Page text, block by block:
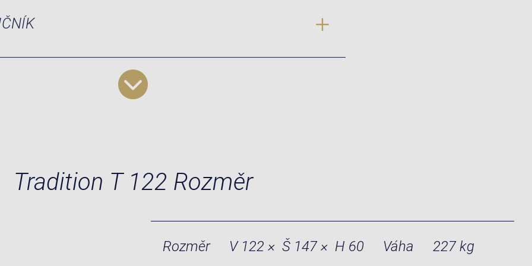
Tradition T 122 Rozměr
Rozměr V 122 × Š 147 × H 60 Váha 227 kg